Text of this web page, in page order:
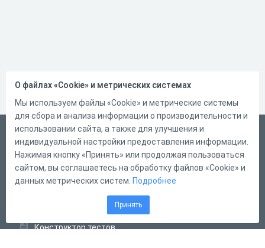
Беларускі
Справка
Форма обратной связи
Конструктор тестов
О файлах «Cookie» и метрических системах
Мы используем файлы «Cookie» и метрические системы
для сбора и анализа информации о производительности и
использовании сайта, а также для улучшения и
индивидуальной настройки предоставления информации.
Нажимая кнопку «Принять» или продолжая пользоваться
сайтом, вы соглашаетесь на обработку файлов «Cookie» и
данных метрических систем. Подробнее
Принять